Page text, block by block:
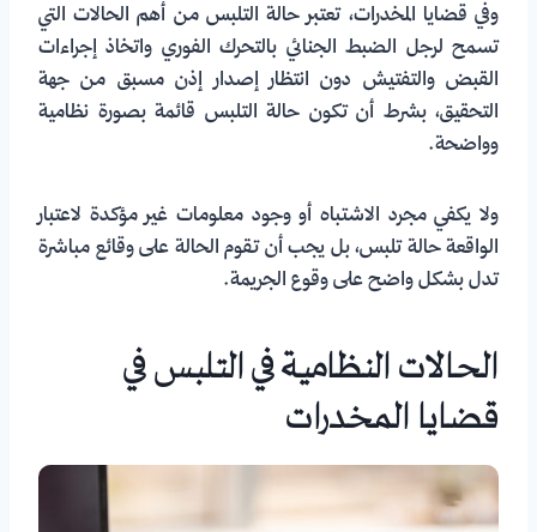
وفي قضايا المخدرات، تعتبر حالة التلبس من أهم الحالات التي
تسمح لرجل الضبط الجنائي بالتحرك الفوري واتخاذ إجراءات
القبض والتفتيش دون انتظار إصدار إذن مسبق من جهة
التحقيق، بشرط أن تكون حالة التلبس قائمة بصورة نظامية
وواضحة.
ولا يكفي مجرد الاشتباه أو وجود معلومات غير مؤكدة لاعتبار
الواقعة حالة تلبس، بل يجب أن تقوم الحالة على وقائع مباشرة
تدل بشكل واضح على وقوع الجريمة.
الحالات النظامية في التلبس في
قضايا المخدرات